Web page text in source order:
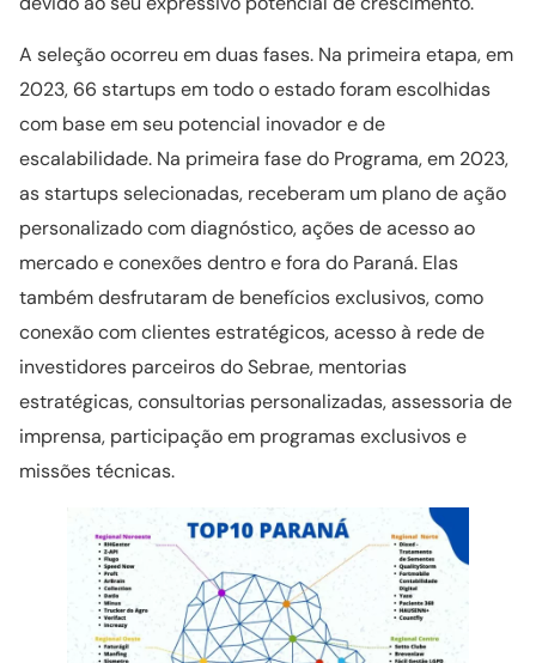
A seleção ocorreu em duas fases. Na primeira etapa, em
2023, 66 startups em todo o estado foram escolhidas
com base em seu potencial inovador e de
escalabilidade. Na primeira fase do Programa, em 2023,
as startups selecionadas, receberam um plano de ação
personalizado com diagnóstico, ações de acesso ao
mercado e conexões dentro e fora do Paraná. Elas
também desfrutaram de benefícios exclusivos, como
conexão com clientes estratégicos, acesso à rede de
investidores parceiros do Sebrae, mentorias
estratégicas, consultorias personalizadas, assessoria de
imprensa, participação em programas exclusivos e
missões técnicas.